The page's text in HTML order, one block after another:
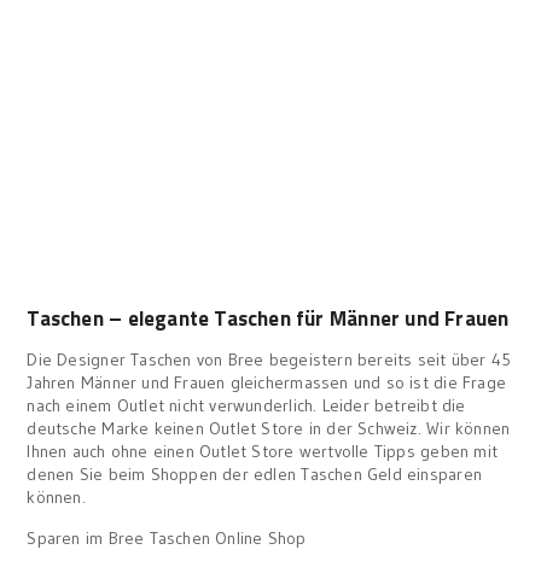
Taschen – elegante Taschen für Männer und Frauen
Die Designer Taschen von Bree begeistern bereits seit über 45
Jahren Männer und Frauen gleichermassen und so ist die Frage
nach einem Outlet nicht verwunderlich. Leider betreibt die
deutsche Marke keinen Outlet Store in der Schweiz. Wir können
Ihnen auch ohne einen Outlet Store wertvolle Tipps geben mit
denen Sie beim Shoppen der edlen Taschen Geld einsparen
können.
Sparen im Bree Taschen Online Shop